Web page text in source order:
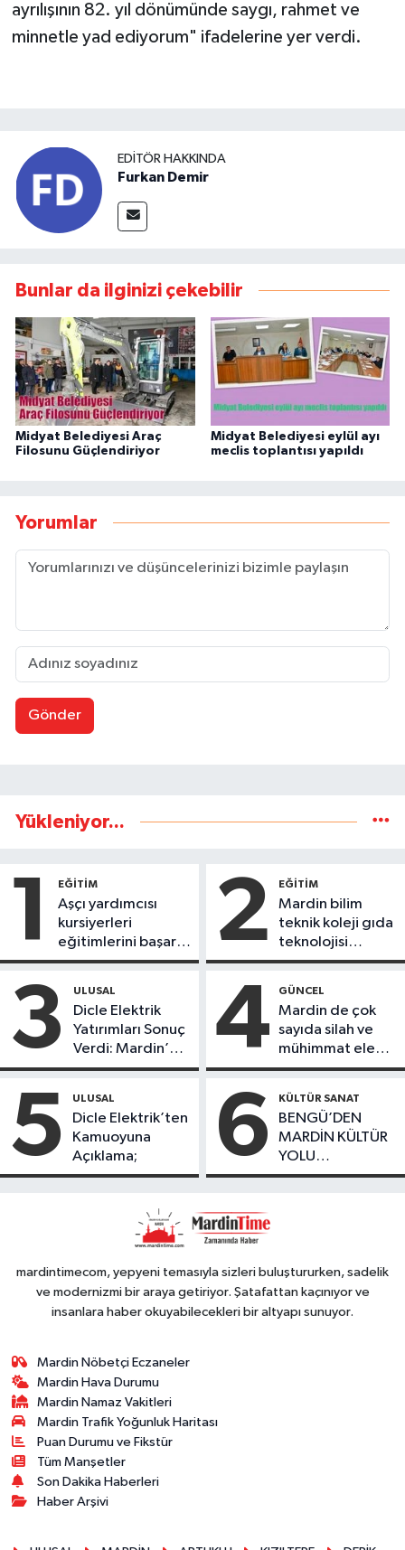
ayrılışının 82. yıl dönümünde saygı, rahmet ve
minnetle yad ediyorum" ifadelerine yer verdi.
EDITÖR HAKKINDA
Furkan Demir
Bunlar da ilginizi çekebilir
Midyat Belediyesi Araç
Filosunu Güçlendiriyor
Midyat Belediyesi eylül ayı
meclis toplantısı yapıldı
Yorumlar
Gönder
Yükleniyor...
1 EĞİTİM
Aşçı yardımcısı
kursiyerleri
eğitimlerini başarı
ile tamamladı
2 EĞİTİM
Mardin bilim
teknik koleji gıda
teknolojisi
öğrencileri
ürünlerini satarak
köydeki
çoçuklara kitap
desteğinde
bulundu
3 ULUSAL
Dicle Elektrik
Yatırımları Sonuç
Verdi: Mardin’de
Kayıp Kaçak
Düşüş
4 GÜNCEL
Mardin de çok
sayıda silah ve
mühimmat ele
geçirildi
5 ULUSAL
Dicle Elektrik’ten
Kamuoyuna
Açıklama;
6 KÜLTÜR SANAT
BENGÜ’DEN
MARDİN KÜLTÜR
YOLU
FESTIVALİ’NDE
mardintimecom, yepyeni temasıyla sizleri buluştururken, sadelik
ve modernizmi bir araya getiriyor. Şatafattan kaçınıyor ve
insanlara haber okuyabilecekleri bir altyapı sunuyor.
Mardin Nöbetçi Eczaneler
Mardin Hava Durumu
Mardin Namaz Vakitleri
Mardin Trafik Yoğunluk Haritası
Puan Durumu ve Fikstür
Tüm Manşetler
Son Dakika Haberleri
Haber Arşivi